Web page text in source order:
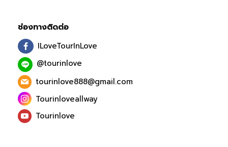
ช่องทางติดต่อ
ILoveTourInLove
@tourinlove
tourinlove888@gmail.com
Tourinloveallway
Tourinlove